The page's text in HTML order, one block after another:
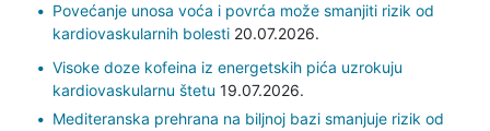
Povećanje unosa voća i povrća može smanjiti rizik od
kardiovaskularnih bolesti20.07.2026.
Visoke doze kofeina iz energetskih pića uzrokuju
kardiovaskularnu štetu 19.07.2026.
Mediteranska prehrana na biljnoj bazi smanjuje rizik od